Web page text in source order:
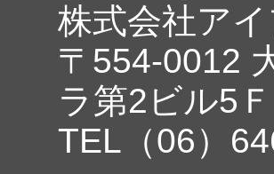
株式会社ア
〒554-0012
ラ第2ビル5Ｆ
TEL（06）